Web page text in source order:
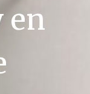
en